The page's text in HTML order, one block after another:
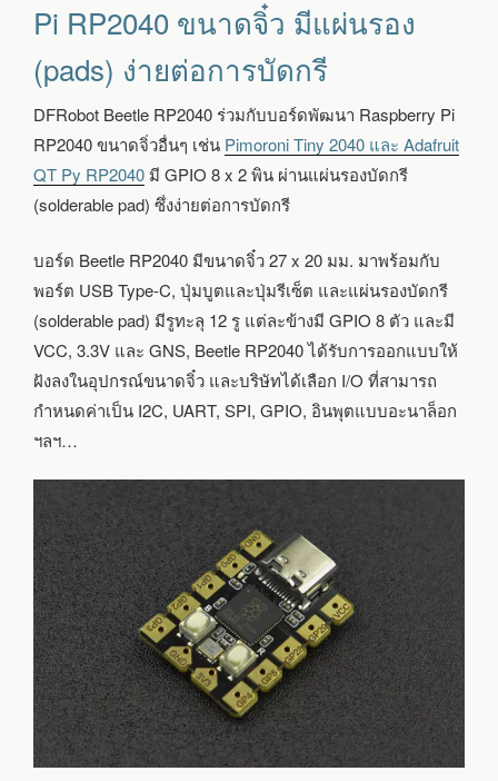
บอร์ด
ขนาด
มี
แผ่น
ต่อ
บัดกรี
Pi RP2040 ขนาดจิ๋ว มีแผ่นรอง
(pads) ง่ายต่อการบัดกรี
DFRobot Beetle RP2040 ร่วมกับบอร์ดพัฒนา Raspberry Pi
RP2040 ขนาดจิ่วอื่นๆ เช่น Pimoroni Tiny 2040 และ Adafruit
QT Py RP2040 มี GPIO 8 x 2 พิน ผ่านแผ่นรองบัดกรี
(solderable pad) ซึ่งง่ายต่อการบัดกรี
บอร์ด Beetle RP2040 มีขนาดจิ๋ว 27 x 20 มม. มาพร้อมกับ
พอร์ต USB Type-C, ปุ่มบูตและปุ่มรีเซ็ต และแผ่นรองบัดกรี
(solderable pad) มีรูทะลุ 12 รู แต่ละข้างมี GPIO 8 ตัว และมี
VCC, 3.3V และ GNS, Beetle RP2040 ได้รับการออกแบบให้
ฝังลงในอุปกรณ์ขนาดจิ๋ว และบริษัทได้เลือก I/O ที่สามารถ
กำหนดค่าเป็น I2C, UART, SPI, GPIO, อินพุตแบบอะนาล็อก
ฯลฯ…